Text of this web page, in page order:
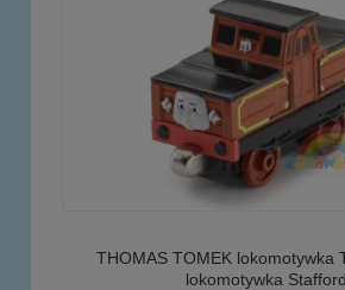
THOMAS TOMEK lokomotywka
lokomotywka Stafford